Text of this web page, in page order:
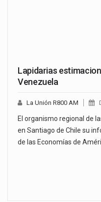
Lapidarias
Venezuela
La Unión R800 AM
El organismo regional de
en Santiago de Chile su
de las Economías de